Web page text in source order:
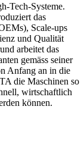
Tech-Systeme.
das
Scale-ups
und Qualität
arbeitet das
gemäss seiner
Anfang an in die
die Maschinen so
wirtschaftlich
können.